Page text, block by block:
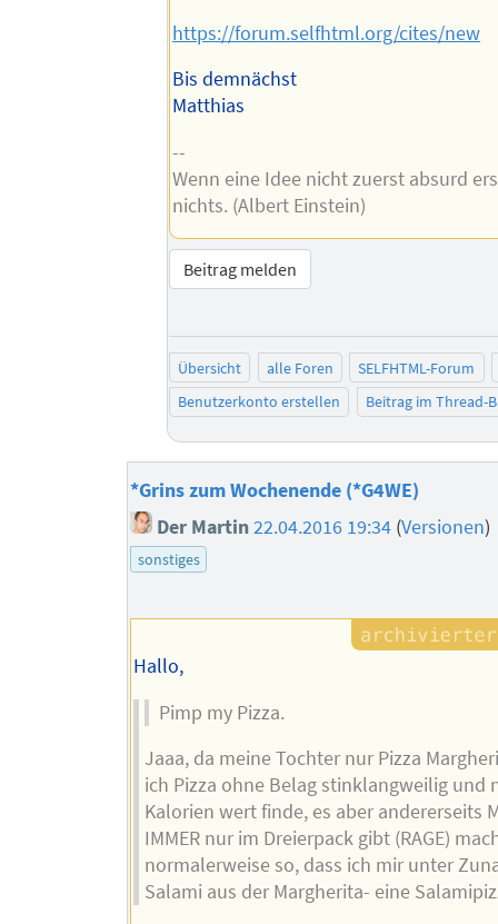
https://forum.selfhtml.org/cites/new
Bis demnächst
Matthias
--
Wenn eine Idee nicht zuerst absurd
nichts. (Albert Einstein)
Beitrag melden
Übersicht alle Foren
SELFHTML-Forum
Benutzerkonto erstellen
Beitrag im Thread-
*Grins zum Wochenende (*G4WE)
Der Martin22.04.2016 19:34 (Versionen)
sonstiges
Hallo,
Pimp my Pizza.
Jaaa, da meine Tochter nur Pizza
ich Pizza ohne Belag stinklangweilig und
Kalorien wert finde, es aber andererseits
IMMER nur im Dreierpack gibt (RAGE)
normalerweise so, dass ich mir unter
Salami aus der Margherita- eine